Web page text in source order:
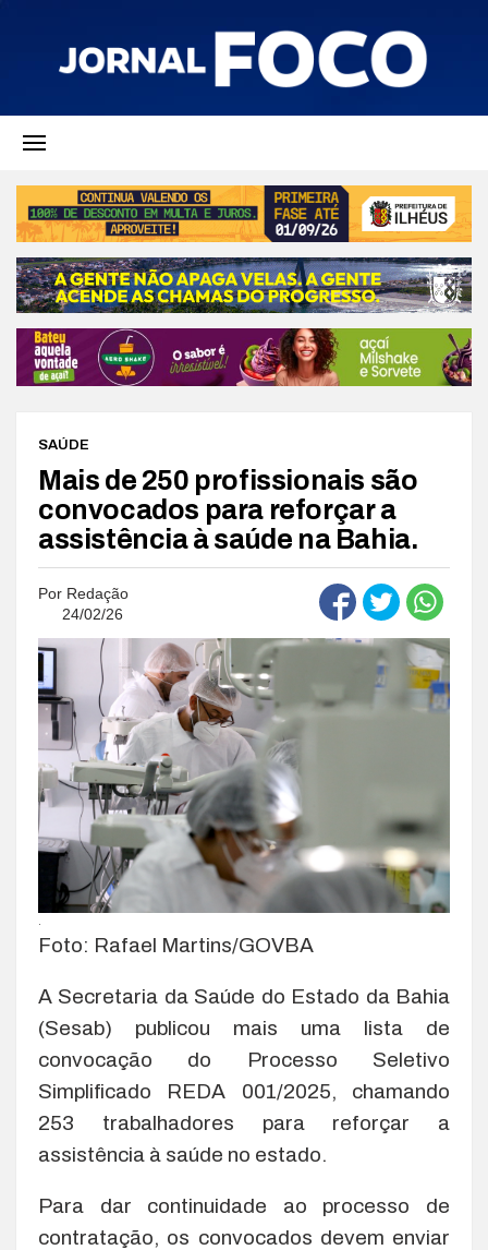
SAÚDE
Mais de 250 profissionais são
convocados para reforçar a
assistência à saúde na Bahia.
Por Redação
24/02/26
Foto: Rafael Martins/GOVBA
A Secretaria da Saúde do Estado da Bahia
(Sesab) publicou mais uma lista de
convocação do Processo Seletivo
Simplificado REDA 001/2025, chamando
253 trabalhadores para reforçar a
assistência à saúde no estado.
Para dar continuidade ao processo de
contratação, os convocados devem enviar